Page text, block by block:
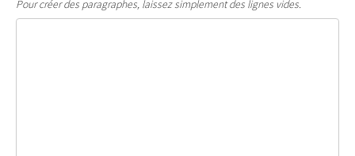
Pour créer des paragraphes, laissez simplement des lignes vides.